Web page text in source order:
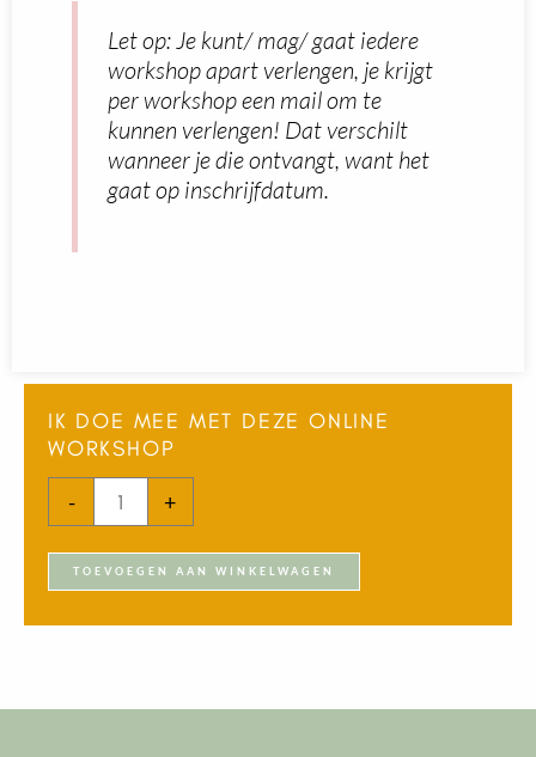
Let op: Je kunt/ mag/ gaat iedere
workshop apart verlengen, je krijgt
per workshop een mail om te
kunnen verlengen! Dat verschilt
wanneer je die ontvangt, want het
gaat op inschrijfdatum.
IK DOE MEE MET DEZE ONLINE
WORKSHOP
-
Verlengen
toegang
workshop
+
TOEVOEGEN AAN WINKELWAGEN